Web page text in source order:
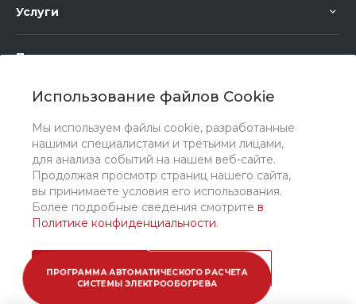
ПРОГРАММА АВТОМАТИЧЕСКОГО РАСЧЕТА
СИСТЕМЫ ЭЛЕКТРООБОГРЕВА
Использование файлов Cookie
Мы используем файлы cookie, разработанные
нашими специалистами и третьими лицами,
для анализа событий на нашем веб-сайте.
Продолжая просмотр страниц нашего сайта,
вы принимаете условия его использования.
Более подробные сведения смотрите в
Политике конфиденциальности.
Принимаю Подробнее
Услуги
Помощь
Мы в соц. сетях